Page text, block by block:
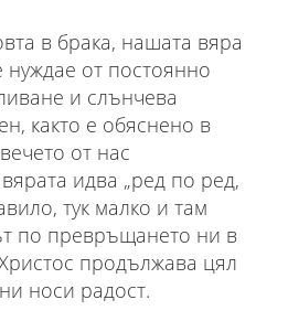
в брака, нашата вяра
нуждае от постоянно
и слънчева
както е обяснено в
от нас
идва „ред по ред,
тук малко и там
по превръщането ни в
продължава цял
носи радост.